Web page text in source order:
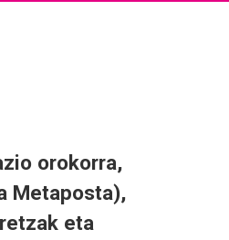
orokorra,
Metaposta),
eta